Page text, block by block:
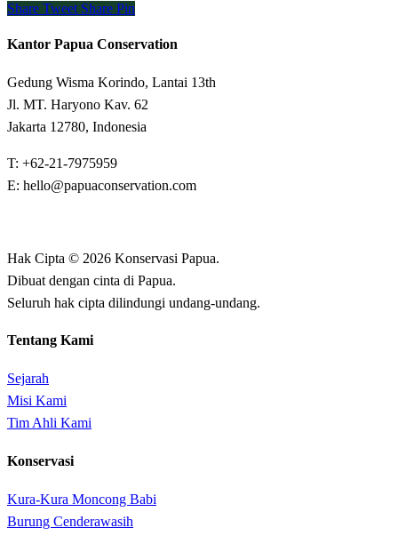
Share Tweet Share Pin
Kantor Papua Conservation
Gedung Wisma Korindo, Lantai 13th
Jl. MT. Haryono Kav. 62
Jakarta 12780, Indonesia
T: +62-21-7975959
E: hello@papuaconservation.com
Hak Cipta © 2026 Konservasi Papua.
Dibuat dengan cinta di Papua.
Seluruh hak cipta dilindungi undang-undang.
Tentang Kami
Sejarah
Misi Kami
Tim Ahli Kami
Konservasi
Kura-Kura Moncong Babi
Burung Cenderawasih